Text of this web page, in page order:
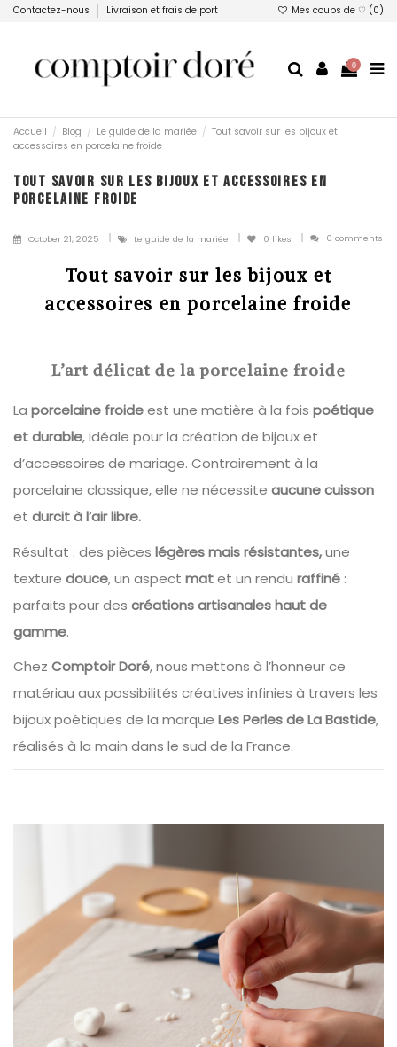
Contactez-nous Livraison et frais de port Mes coups de ♡ (0)
0
Accueil Blog Le guide de la mariée
Tout savoir sur les bijoux et
accessoires en porcelaine froide
TOUT SAVOIR SUR LES BIJOUX ET ACCESSOIRES EN
PORCELAINE FROIDE
October 21, 2025 Le guide de la mariée 0 likes 0 comments
Tout savoir sur les bijoux et
accessoires en porcelaine froide
L’art délicat de la porcelaine froide
La porcelaine froideest une matière à la fois poétique
et durable, idéale pour la création de bijoux et
d’accessoires de mariage. Contrairement à la
porcelaine classique, elle ne nécessite aucune cuisson
et durcit à l’air libre.
Résultat : des pièces légères mais résistantes,une
texture douce, un aspect matet un rendu raffiné :
parfaits pour des créations artisanales haut de
gamme.
Chez Comptoir Doré, nous mettons à l’honneur ce
matériau aux possibilités créatives infinies à travers les
bijoux poétiques de la marque Les Perles de La Bastide,
réalisés à la main dans le sud de la France.